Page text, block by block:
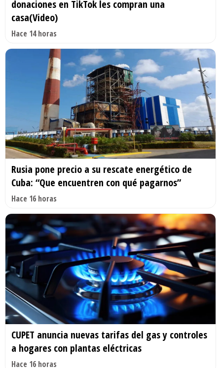
donaciones en TikTok les compran una
casa(Video)
Hace 14 horas
Rusia pone precio a su rescate energético de
Cuba: “Que encuentren con qué pagarnos”
Hace 16 horas
CUPET anuncia nuevas tarifas del gas y controles
a hogares con plantas eléctricas
Hace 16 horas